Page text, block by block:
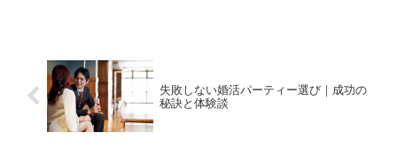
失敗しない婚活パーティー選び｜成功の
秘訣と体験談